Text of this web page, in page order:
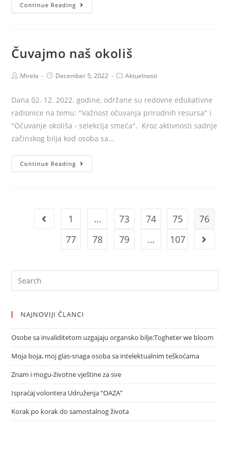
Continue Reading
turnus
Druge
lige
za
muškarce
u
stonom
tenisu
Čuvajmo naš okoliš
PostMirela
PostDecember 5, 2022
PostAktuelnosti
Dana 02. 12. 2022. godine, održane su redovne edukativne
radionice na temu: "Važnost očuvanja prirodnih resursa" i
"Očuvanje okoliša - selekcija smeća". Kroz aktivnosti sadnje
začinskog bilja kod osoba sa…
Continue Reading
naš
Go to the previous page
1 … 73 74 75
76
77
78 79 … 107 Go to
NAJNOVIJI ČLANCI
Osobe sa invaliditetom uzgajaju organsko bilje:Togheter we bloom
Moja boja, moj glas-snaga osoba sa intelektualnim teškoćama
Znam i mogu-životne vještine za sve
Ispraćaj volontera Udruženja “OAZA”
Korak po korak do samostalnog života